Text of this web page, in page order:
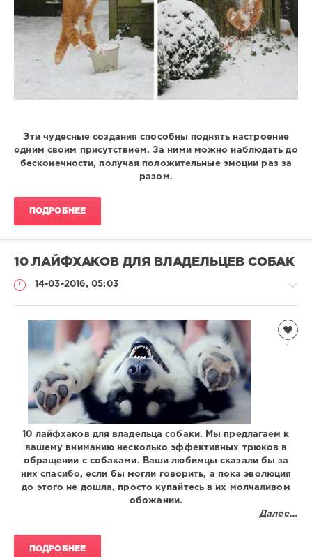
Эти чудесные создания способны поднять настроение
одним своим присутствием. За ними можно наблюдать до
бесконечности, получая положительные эмоции раз за
разом.
ПОДРОБНЕЕ
10 ЛАЙФХАКОВ ДЛЯ ВЛАДЕЛЬЦЕВ СОБАК
14-03-2016, 05:03
Присланное
Lord200500
581
0
10 лайфхаков для владельца собаки. Мы предлагаем к
вашему вниманию несколько эффективных трюков в
обращении с собаками. Ваши любимцы сказали бы за
них спасибо, если бы могли говорить, а пока эволюция
до этого не дошла, просто купайтесь в их молчаливом
обожании.
Далее...
ПОДРОБНЕЕ